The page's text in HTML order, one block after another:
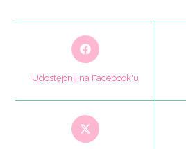
Opens
in
new
window
Udostępnij na Facebook'u
Opens
in